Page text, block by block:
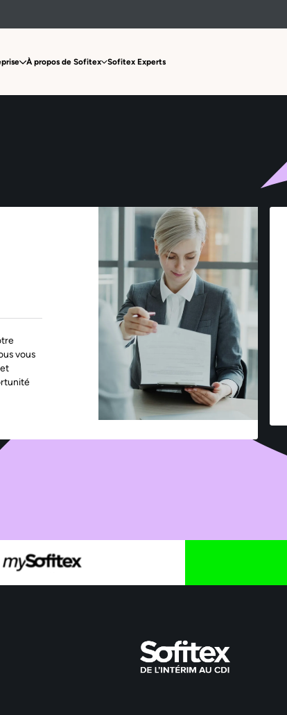
À propos de Sofitex Sofitex Experts
Offre non trouvée
vous